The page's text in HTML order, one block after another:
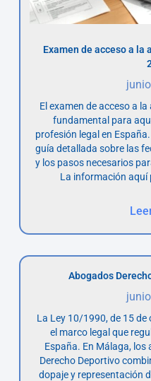
Examen de acceso a la
El examen de acceso a
fundamental para
profesión legal en
guía detallada sobre las
y los pasos necesarios
La información aquí
Abogados
La Ley 10/1990, de 15 de
el marco legal que
España. En Málaga, los
Derecho Deportivo
dopaje y representación